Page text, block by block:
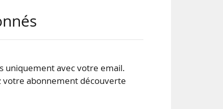
uniquement avec votre email.
abonnement découverte